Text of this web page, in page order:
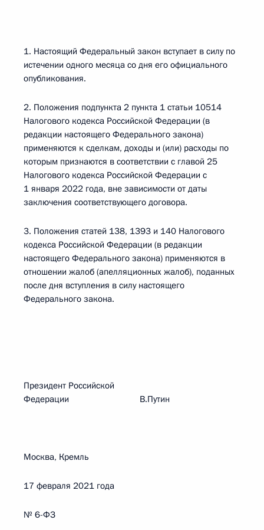
1. Настоящий Федеральный закон вступает в силу по
истечении одного месяца со дня его официального
опубликования.
2. Положения подпункта 2 пункта 1 статьи 10514
Налогового кодекса Российской Федерации (в
редакции настоящего Федерального закона)
применяются к сделкам, доходы и (или) расходы по
которым признаются в соответствии с главой 25
Налогового кодекса Российской Федерации с
1 января 2022 года, вне зависимости от даты
заключения соответствующего договора.
3. Положения статей 138, 1393 и 140 Налогового
кодекса Российской Федерации (в редакции
настоящего Федерального закона) применяются в
отношении жалоб (апелляционных жалоб), поданных
после дня вступления в силу настоящего
Федерального закона.
Президент Российской
Федерации В.Путин
Москва, Кремль
17 февраля 2021 года
№ 6-ФЗ